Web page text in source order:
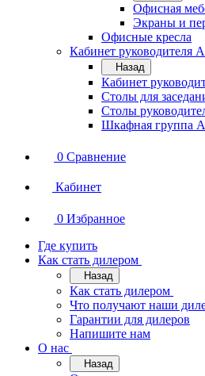
Офисная
Экраны и
Офисные кресла
Кабинет руководителя
Назад
Кабинет
Столы для
Столы
Шкафная группа
0 Сравнение
Кабинет
0 Избранное
Где купить
Как стать дилером
Назад
Как стать дилером
Что получают наши
Гарантии для дилеров
Напишите нам
О нас
Назад